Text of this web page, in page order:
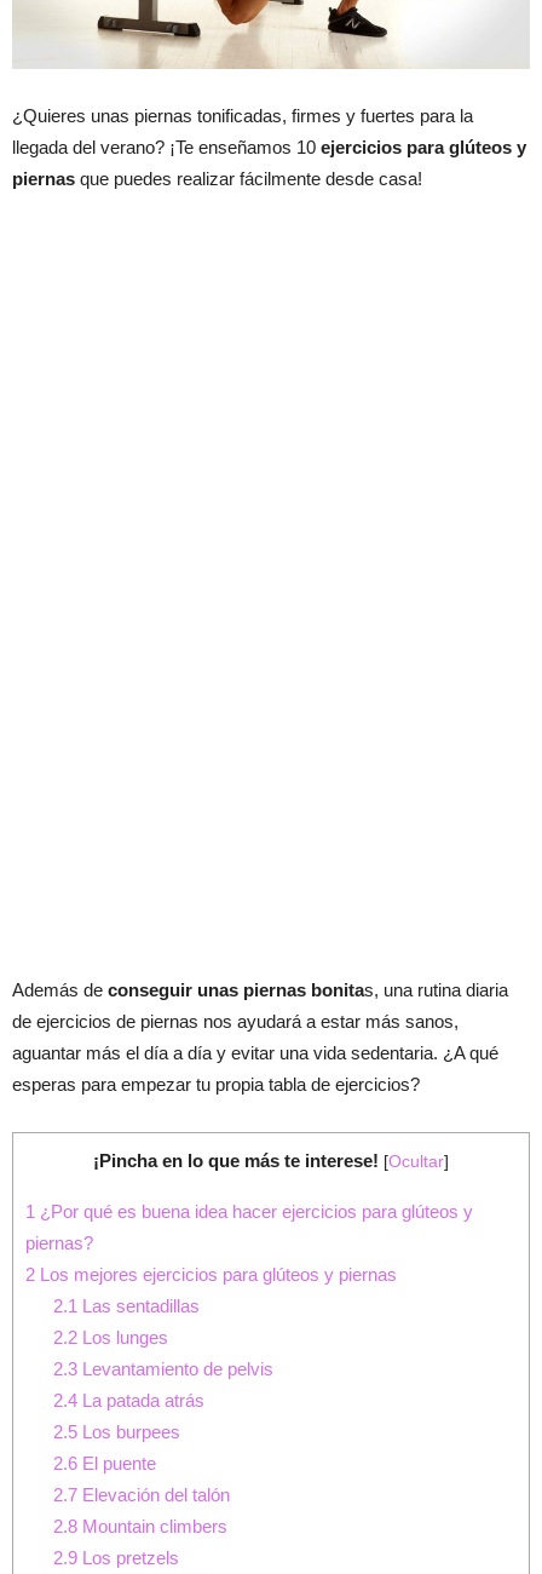
¿Quieres unas piernas tonificadas, firmes y fuertes para la
llegada del verano? ¡Te enseñamos 10 ejercicios para glúteos y
piernas que puedes realizar fácilmente desde casa!
Además de conseguir unas piernas bonitas, una rutina diaria
de ejercicios de piernas nos ayudará a estar más sanos,
aguantar más el día a día y evitar una vida sedentaria. ¿A qué
esperas para empezar tu propia tabla de ejercicios?
¡Pincha en lo que más te interese! [Ocultar]
1 ¿Por qué es buena idea hacer ejercicios para glúteos y
piernas?
2 Los mejores ejercicios para glúteos y piernas
2.1 Las sentadillas
2.2Los lunges
2.3Levantamiento de pelvis
2.4La patada atrás
2.5Los burpees
2.6El puente
2.7Elevación del talón
2.8Mountain climbers
2.9Los pretzels